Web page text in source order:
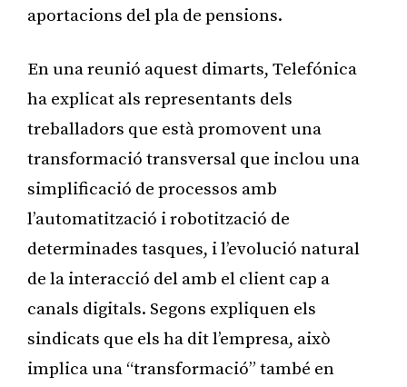
aportacions del pla de pensions.
En una reunió aquest dimarts, Telefónica
ha explicat als representants dels
treballadors que està promovent una
transformació transversal que inclou una
simplificació de processos amb
l’automatització i robotització de
determinades tasques, i l’evolució natural
de la interacció del amb el client cap a
canals digitals. Segons expliquen els
sindicats que els ha dit l’empresa, això
implica una “transformació” també en